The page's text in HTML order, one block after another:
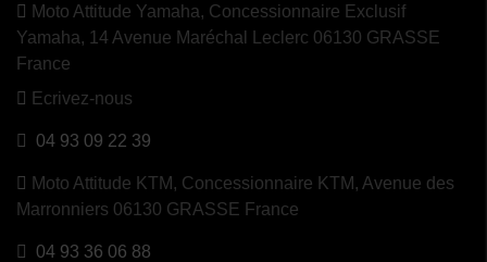
Moto Attitude Yamaha, Concessionnaire Exclusif
Yamaha, 14 Avenue Maréchal Leclerc 06130 GRASSE
France
Ecrivez-nous
04 93 09 22 39
Moto Attitude KTM, Concessionnaire KTM, Avenue des
Marronniers 06130 GRASSE France
04 93 36 06 88